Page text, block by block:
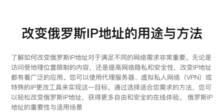
改变俄罗斯IP地址的用途与方法
了解如何改变俄罗斯IP地址对于满足不同的网络需求非常重要。无论是
访问受地理位置限制的内容，还是提高网络隐私和安全性，改变IP地址
都有着广泛的应用。您可以使用代理服务器、虚拟私人网络（VPN）或
特殊的IP更改工具来实现这一目标。通过选择适合您需求的方法，您可
以轻松改变俄罗斯IP地址，获得更多自由和安全的在线体验。 俄罗斯IP
地址的重要性与适用场景